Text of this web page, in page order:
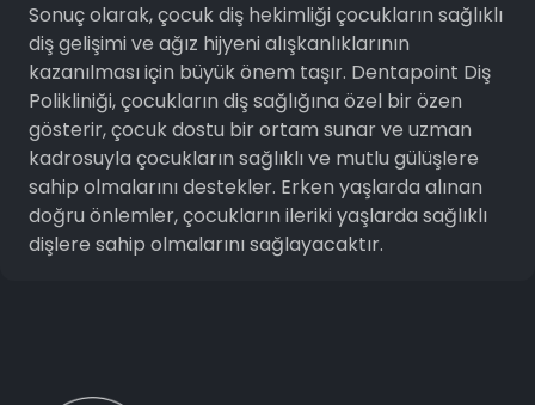
Sonuç olarak, çocuk diş hekimliği çocukların sağlıklı
diş gelişimi ve ağız hijyeni alışkanlıklarının
kazanılması için büyük önem taşır. Dentapoint Diş
Polikliniği, çocukların diş sağlığına özel bir özen
gösterir, çocuk dostu bir ortam sunar ve uzman
kadrosuyla çocukların sağlıklı ve mutlu gülüşlere
sahip olmalarını destekler. Erken yaşlarda alınan
doğru önlemler, çocukların ileriki yaşlarda sağlıklı
dişlere sahip olmalarını sağlayacaktır.